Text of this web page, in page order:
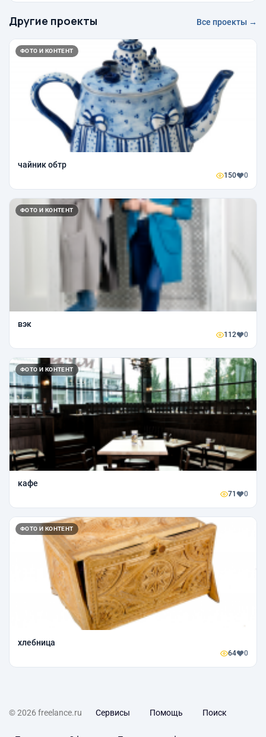
Другие проекты Все проекты →
ФОТО И КОНТЕНТ
чайник обтр
150 0
ФОТО И КОНТЕНТ
вэк
112 0
ФОТО И КОНТЕНТ
кафе
71 0
ФОТО И КОНТЕНТ
хлебница
64 0
© 2026 freelance.ru Сервисы Помощь Поиск